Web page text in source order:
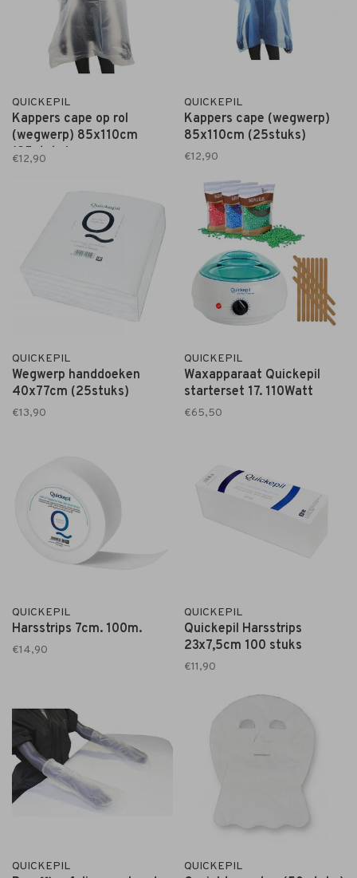
QUICKEPIL
Kappers cape op rol
(wegwerp) 85x110cm
(25stuks)
€12,90
QUICKEPIL
Kappers cape (wegwerp)
85x110cm (25stuks)
€12,90
QUICKEPIL
Wegwerp handdoeken
40x77cm (25stuks)
€13,90
QUICKEPIL
Waxapparaat Quickepil
starterset 17. 110Watt
€65,50
QUICKEPIL
Harsstrips 7cm. 100m.
€14,90
QUICKEPIL
Quickepil Harsstrips
23x7,5cm 100 stuks
€11,90
QUICKEPIL QUICKEPIL